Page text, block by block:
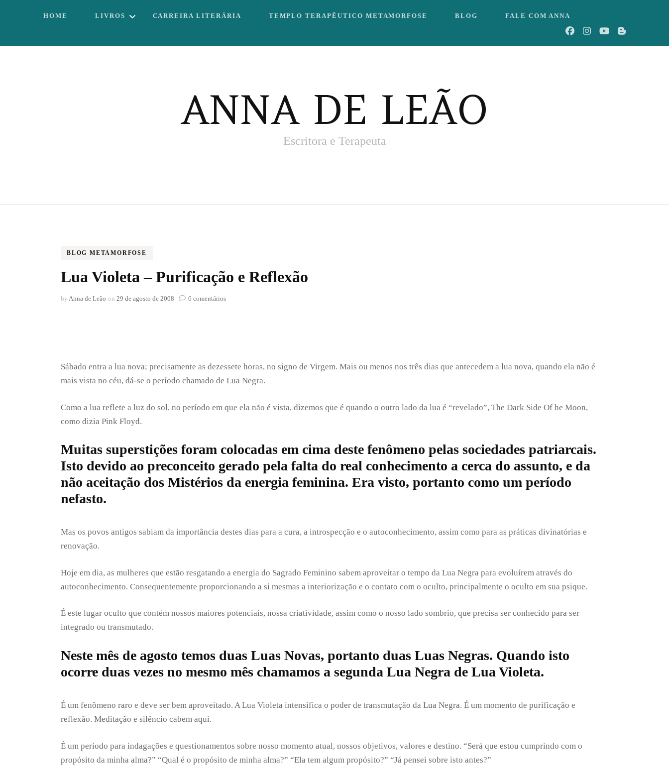
HOME LIVROS
FLORESTA
FRIÚZA
CARREIRA LITERÁRIA TEMPLO TERAPÊUTICO METAMORFOSE BLOG FALE COM ANNA
ANNA DE LEÃO
Escritora e Terapeuta
BLOG METAMORFOSE
Lua Violeta – Purificação e Reflexão
by Anna de Leão on 29 de agosto de 2008 6 comentáriosem
Sábado entra a lua nova; precisamente as dezessete horas, no signo de Virgem. Mais ou menos nos três dias que antecedem a lua nova, quando ela não é
mais vista no céu, dá-se o período chamado de Lua Negra.
Como a lua reflete a luz do sol, no período em que ela não é vista, dizemos que é quando o outro lado da lua é “revelado”, The Dark Side Of he Moon,
como dizia Pink Floyd.
Muitas superstições foram colocadas em cima deste fenômeno pelas sociedades patriarcais.
Isto devido ao preconceito gerado pela falta do real conhecimento a cerca do assunto, e da
não aceitação dos Mistérios da energia feminina. Era visto, portanto como um período
nefasto.
Mas os povos antigos sabiam da importância destes dias para a cura, a introspecção e o autoconhecimento, assim como para as práticas divinatórias e
renovação.
Hoje em dia, as mulheres que estão resgatando a energia do Sagrado Feminino sabem aproveitar o tempo da Lua Negra para evoluírem através do
autoconhecimento. Consequentemente proporcionando a si mesmas a interiorização e o contato com o oculto, principalmente o oculto em sua psique.
É este lugar oculto que contém nossos maiores potenciais, nossa criatividade, assim como o nosso lado sombrio, que precisa ser conhecido para ser
integrado ou transmutado.
Neste mês de agosto temos duas Luas Novas, portanto duas Luas Negras. Quando isto
ocorre duas vezes no mesmo mês chamamos a segunda Lua Negra de Lua Violeta.
É um fenômeno raro e deve ser bem aproveitado. A Lua Violeta intensifica o poder de transmutação da Lua Negra. É um momento de purificação e
reflexão. Meditação e silêncio cabem aqui.
É um período para indagações e questionamentos sobre nosso momento atual, nossos objetivos, valores e destino. “Será que estou cumprindo com o
propósito da minha alma?” “Qual é o propósito de minha alma?” “Ela tem algum propósito?” “Já pensei sobre isto antes?”